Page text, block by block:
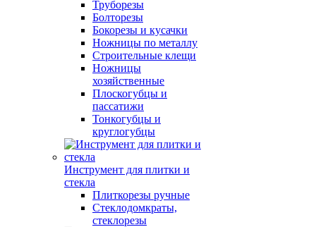
Труборезы
Болторезы
Бокорезы и кусачки
Ножницы по металлу
Строительные клещи
Ножницы
хозяйственные
Плоскогубцы и
пассатижи
Тонкогубцы и
круглогубцы
Инструмент для плитки и
стекла
Плиткорезы ручные
Стеклодомкраты,
стеклорезы